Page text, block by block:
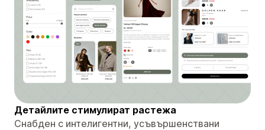
Детайлите стимулират растежа
Снабден с интелигентни, усъвършенствани